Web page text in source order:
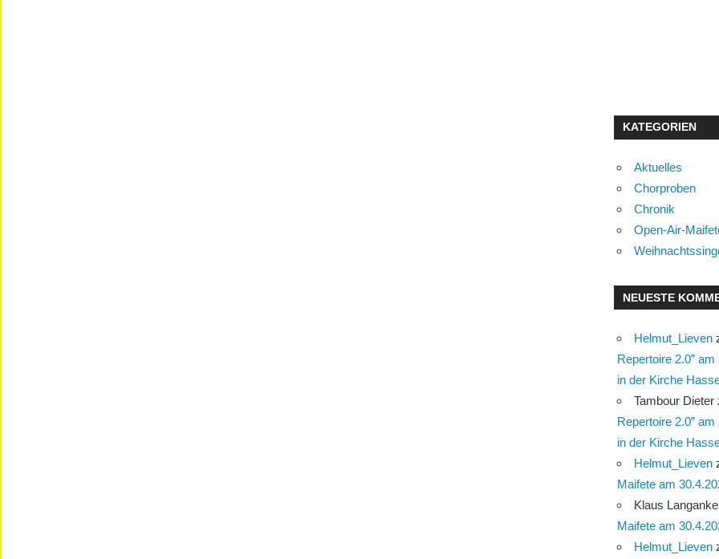
KATEGORIEN
Aktuelles
Chorproben
Chronik
Open-Air-
NEUESTE
Helmut_Lieven
Repertoire 2.0”
in der Kirche
Tambour Dieter
Repertoire 2.0”
in der Kirche
Helmut_Lieven
Maifete am
Klaus Langanke
Maifete am
Helmut_Lieven